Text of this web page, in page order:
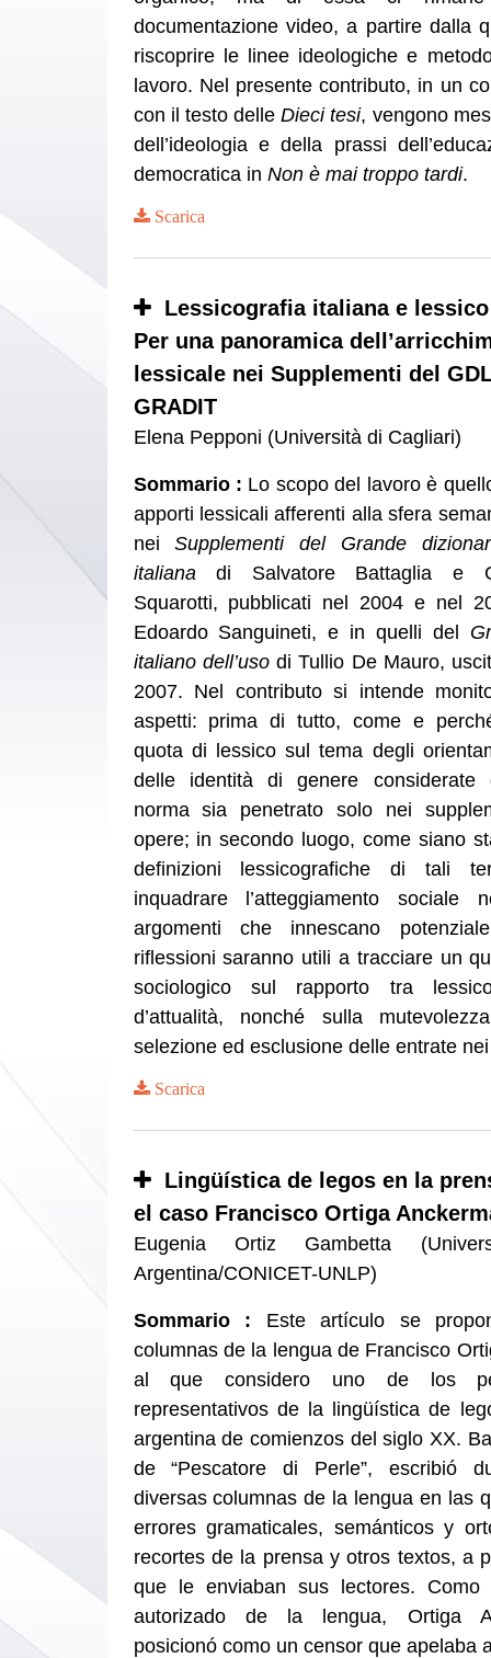
documentazione video, a partire dalla
riscoprire le linee ideologiche e
lavoro. Nel presente contributo, in un
con il testo delleDieci tesi, vengono
dell’ideologia e della prassi
democratica in Non è mai troppo tardi.
Scarica
Lessicografia italiana e lessico
Per una panoramica
lessicale nei Supplementi del
GRADIT
Elena Pepponi (Università di Cagliari)
Sommario : Lo scopo del lavoro è
apporti lessicali afferenti alla sfera
neiSupplementi del Grande
italiana di Salvatore Battaglia e
Squarotti, pubblicati nel 2004 e nel
Edoardo Sanguineti, e in quelli del
italiano dell’usodi Tullio De Mauro,
2007. Nel contributo si intende
aspetti: prima di tutto, come e
quota di lessico sul tema degli
delle identità di genere considerate
norma sia penetrato solo nei
opere; in secondo luogo, come siano
definizioni lessicografiche di tali
inquadrare l’atteggiamento sociale
argomenti che innescano
riflessioni saranno utili a tracciare un
sociologico sul rapporto tra
d’attualità, nonché sulla
selezione ed esclusione delle entrate
Scarica
Lingüística de legos en la
el caso Francisco Ortiga
Eugenia Ortiz Gambetta
Argentina/CONICET-UNLP)
Sommario : Este artículo se
columnas de la lengua de Francisco
al que considero uno de los
representativos de la lingüística de
argentina de comienzos del siglo XX.
de “Pescatore di Perle”, escribió
diversas columnas de la lengua en las
errores gramaticales, semánticos y
recortes de la prensa y otros textos, a
que le enviaban sus lectores. Como
autorizado de la lengua, Ortiga
posicionó como un censor que apelaba